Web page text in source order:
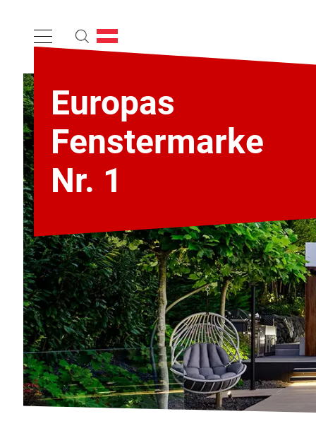
Europas
Fenstermarke
Nr. 1